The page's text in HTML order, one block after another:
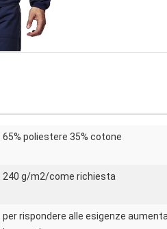
65% poliestere 35% cotone
240 g/m2/come richiesta
per rispondere alle esigenze